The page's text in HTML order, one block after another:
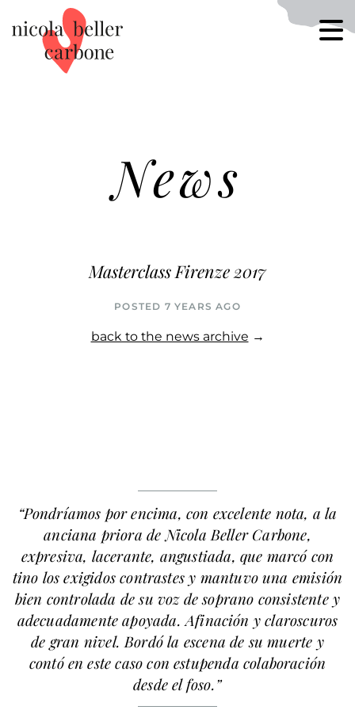
News
Masterclass Firenze 2017
POSTED 7 YEARS AGO
back to the news archive →
“Pondríamos por encima, con excelente nota, a la
anciana priora de Nicola Beller Carbone,
expresiva, lacerante, angustiada, que marcó con
tino los exigidos contrastes y mantuvo una emisión
bien controlada de su voz de soprano consistente y
adecuadamente apoyada. Afinación y claroscuros
de gran nivel. Bordó la escena de su muerte y
contó en este caso con estupenda colaboración
desde el foso.”